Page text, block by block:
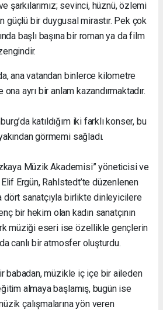
şarkılarımız; sevinci, hüznü, özlemi
güçlü bir duygusal mirastır. Pek çok
başlı başına bir roman ya da film
ana vatandan binlerce kilometre
ayrı bir anlam kazandırmaktadır.
katıldığım iki farklı konser, bu
görmemi sağladı.
Müzik Akademisi” yöneticisi ve
Ergün, Rahlstedt’te düzenlenen
dört sanatçıyla birlikte dinleyicilere
bir hekim olan kadın sanatçının
müziği eseri ise özellikle gençlerin
canlı bir atmosfer oluşturdu.
babadan, müzikle iç içe bir aileden
almaya başlamış, bugün ise
çalışmalarına yön veren